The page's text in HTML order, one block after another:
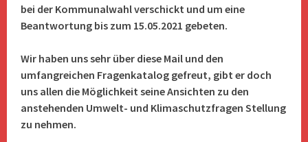
bei der Kommunalwahl verschickt und um eine
Beantwortung bis zum 15.05.2021 gebeten.
Wir haben uns sehr über diese Mail und den
umfangreichen Fragenkatalog gefreut, gibt er doch
uns allen die Möglichkeit seine Ansichten zu den
anstehenden Umwelt- und Klimaschutzfragen Stellung
zu nehmen.